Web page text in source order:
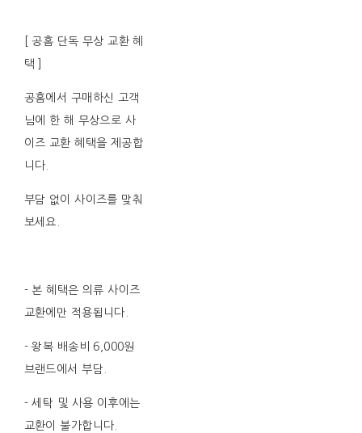
[ 공홈 단독 무상 교환 혜
택 ]
공홈에서 구매하신 고객
님에 한 해 무상으로 사
이즈 교환 혜택을 제공합
니다.
부담 없이 사이즈를 맞춰
보세요.
- 본 혜택은 의류 사이즈
교환에만 적용됩니다.
- 왕복 배송비 6,000원
브랜드에서 부담.
- 세탁 및 사용 이후에는
교환이 불가합니다.